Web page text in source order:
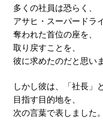
多くの社員は恐らく、
アサヒ・スーパードラ
奪われた首位の座を、
取り戻すことを、
彼に求めたのだと思い
しかし彼は、「社長」
目指す目的地を、
次の言葉で表しました。